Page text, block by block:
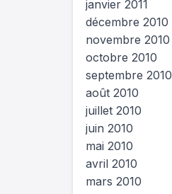
janvier 2011
décembre 2010
novembre 2010
octobre 2010
septembre 2010
août 2010
juillet 2010
juin 2010
mai 2010
avril 2010
mars 2010